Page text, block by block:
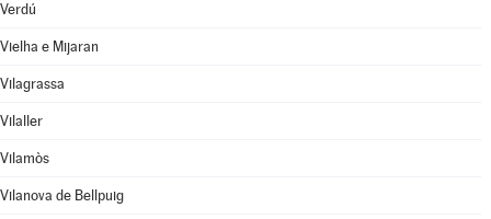
Verdú
Vielha e Mijaran
Vilagrassa
Vilaller
Vilamòs
Vilanova de Bellpuig